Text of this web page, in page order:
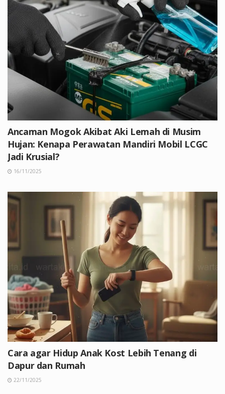
Ancaman Mogok Akibat Aki Lemah di Musim
Hujan: Kenapa Perawatan Mandiri Mobil LCGC
Jadi Krusial?
16/11/2025
Cara agar Hidup Anak Kost Lebih Tenang di
Dapur dan Rumah
22/11/2025